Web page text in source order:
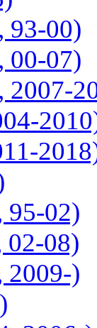
93-00)
00-07)
2007-
95-02)
02-08)
2009-)